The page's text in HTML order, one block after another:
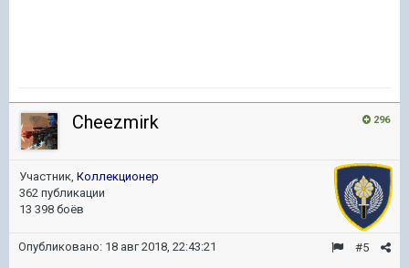
296
Cheezmirk
Участник, Коллекционер
362 публикации
13 398 боёв
#5
Опубликовано: 18 авг 2018, 22:43:21